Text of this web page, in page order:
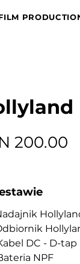
200.00
DC - D-tap
NPF